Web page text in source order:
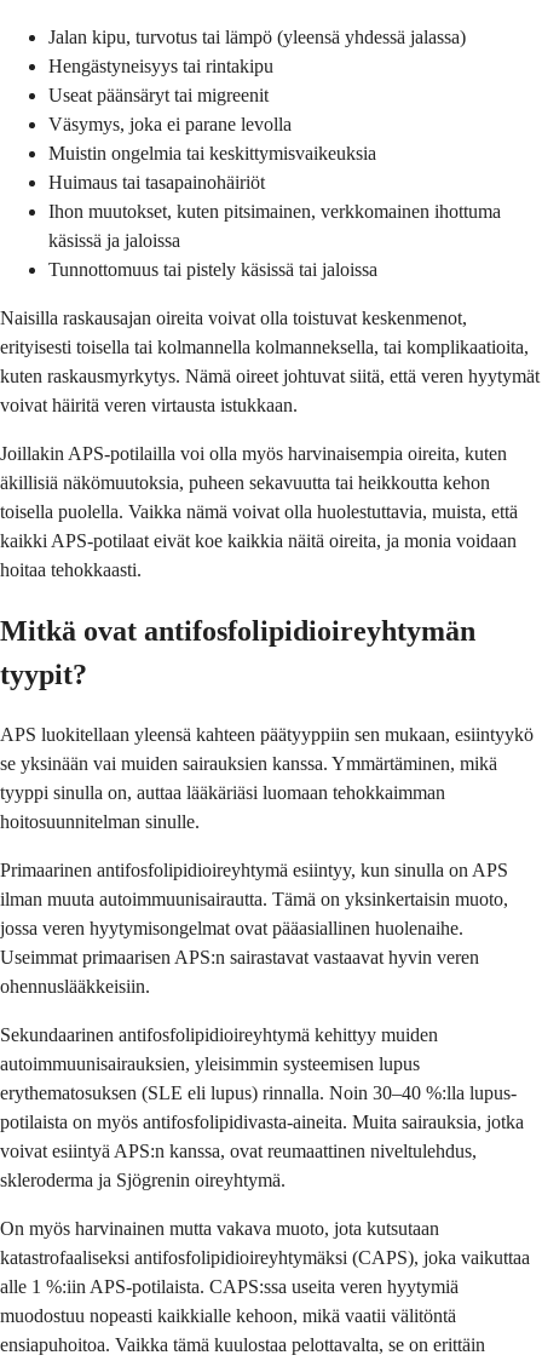
Jalan kipu, turvotus tai lämpö (yleensä yhdessä jalassa)
Hengästyneisyys tai rintakipu
Useat päänsäryt tai migreenit
Väsymys, joka ei parane levolla
Muistin ongelmia tai keskittymisvaikeuksia
Huimaus tai tasapainohäiriöt
Ihon muutokset, kuten pitsimainen, verkkomainen ihottuma
käsissä ja jaloissa
Tunnottomuus tai pistely käsissä tai jaloissa
Naisilla raskausajan oireita voivat olla toistuvat keskenmenot,
erityisesti toisella tai kolmannella kolmanneksella, tai komplikaatioita,
kuten raskausmyrkytys. Nämä oireet johtuvat siitä, että veren hyytymät
voivat häiritä veren virtausta istukkaan.
Joillakin APS-potilailla voi olla myös harvinaisempia oireita, kuten
äkillisiä näkömuutoksia, puheen sekavuutta tai heikkoutta kehon
toisella puolella. Vaikka nämä voivat olla huolestuttavia, muista, että
kaikki APS-potilaat eivät koe kaikkia näitä oireita, ja monia voidaan
hoitaa tehokkaasti.
Mitkä ovat antifosfolipidioireyhtymän
tyypit?
APS luokitellaan yleensä kahteen päätyyppiin sen mukaan, esiintyykö
se yksinään vai muiden sairauksien kanssa. Ymmärtäminen, mikä
tyyppi sinulla on, auttaa lääkäriäsi luomaan tehokkaimman
hoitosuunnitelman sinulle.
Primaarinen antifosfolipidioireyhtymä esiintyy, kun sinulla on APS
ilman muuta autoimmuunisairautta. Tämä on yksinkertaisin muoto,
jossa veren hyytymisongelmat ovat pääasiallinen huolenaihe.
Useimmat primaarisen APS:n sairastavat vastaavat hyvin veren
ohennuslääkkeisiin.
Sekundaarinen antifosfolipidioireyhtymä kehittyy muiden
autoimmuunisairauksien, yleisimmin systeemisen lupus
erythematosuksen (SLE eli lupus) rinnalla. Noin 30–40 %:lla lupus-
potilaista on myös antifosfolipidivasta-aineita. Muita sairauksia, jotka
voivat esiintyä APS:n kanssa, ovat reumaattinen niveltulehdus,
skleroderma ja Sjögrenin oireyhtymä.
On myös harvinainen mutta vakava muoto, jota kutsutaan
katastrofaaliseksi antifosfolipidioireyhtymäksi (CAPS), joka vaikuttaa
alle 1 %:iin APS-potilaista. CAPS:ssa useita veren hyytymiä
muodostuu nopeasti kaikkialle kehoon, mikä vaatii välitöntä
ensiapuhoitoa. Vaikka tämä kuulostaa pelottavalta, se on erittäin